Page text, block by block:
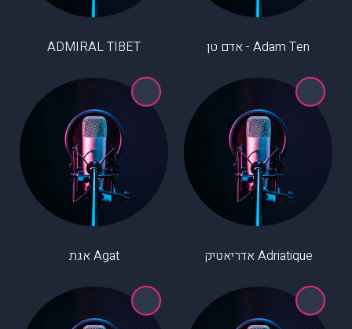
Adam Ten - אדם טן ADMIRAL TIBET
Adriatique אדריאטיק Agat אגת